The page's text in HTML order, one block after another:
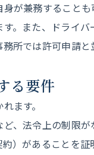
が兼務すること
。また、ドライ
所では許可申請
る要件
ます。
、法令上の制限
）があることを